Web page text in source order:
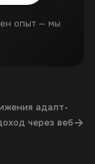
опыт — мы
адалт-
через веб→